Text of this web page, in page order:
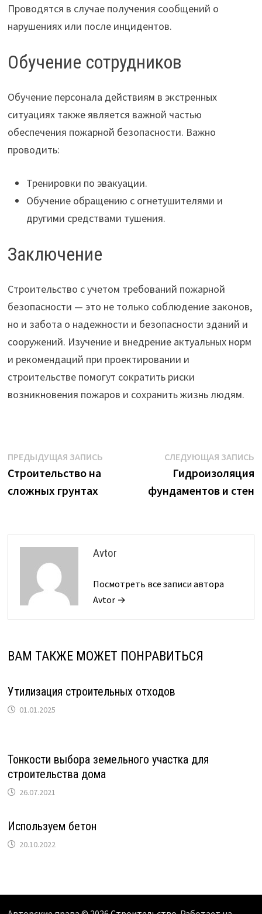
Проводятся в случае получения сообщений о
нарушениях или после инцидентов.
Обучение сотрудников
Обучение персонала действиям в экстренных
ситуациях также является важной частью
обеспечения пожарной безопасности. Важно
проводить:
Тренировки по эвакуации.
Обучение обращению с огнетушителями и
другими средствами тушения.
Заключение
Строительство с учетом требований пожарной
безопасности — это не только соблюдение законов,
но и забота о надежности и безопасности зданий и
сооружений. Изучение и внедрение актуальных норм
и рекомендаций при проектировании и
строительстве помогут сократить риски
возникновения пожаров и сохранить жизнь людям.
Навигация
по
записям
ПРЕДЫДУЩАЯ ЗАПИСЬПредыдущая
Строительство на
сложных грунтах
СЛЕДУЮЩАЯ ЗАПИСЬ
Гидроизоляция
фундаментов и стен
Avtor
Посмотреть все записи автора
Avtor →
ВАМ ТАКЖЕ МОЖЕТ ПОНРАВИТЬСЯ
Утилизация строительных отходов
01.01.2025
Тонкости выбора земельного участка для
строительства дома
26.07.2021
Используем бетон
20.10.2022